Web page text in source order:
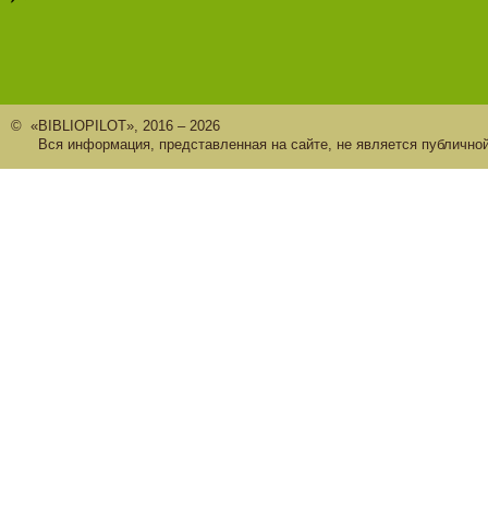
© «BIBLIOPILOT», 2016 – 2026
Вся информация, представленная на сайте, не является